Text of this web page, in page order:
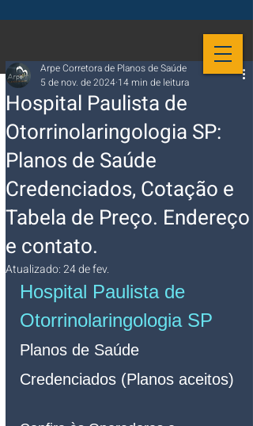
Hospital Paulista de
Otorrinolaringologia SP:
Planos de Saúde
Credenciados, Cotação e
Tabela de Preço. Endereço
e contato.
Arpe Corretora de Planos de Saúde
5 de nov. de 2024 14 min de leitura
Atualizado:24 de fev.
Hospital Paulista de
Otorrinolaringologia SP
Planos de Saúde
Credenciados (Planos aceitos)